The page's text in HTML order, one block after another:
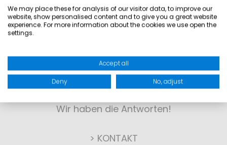
KONTAKT
Wir haben die Antworten!
> KONTAKT
We may place these for analysis of our visitor data, to improve our
website, show personalised content and to give you a great website
experience. For more information about the cookies we use open the
settings.
Accept all
Deny No, adjust